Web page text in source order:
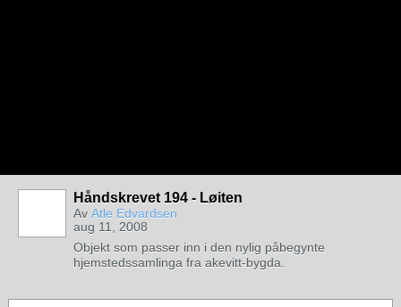
Håndskrevet 194 - Løiten
Av Atle Edvardsen
aug 11, 2008
Objekt som passer inn i den nylig påbegynte
hjemstedssamlinga fra akevitt-bygda.